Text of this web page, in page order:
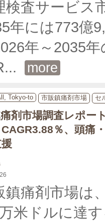
検査サービス
年には773億
年～2035
... more
Tokyo-to 市販鎮痛剤市場 セ
剤市場調査レポー
％、頭痛
鎮痛剤市場は
米ドルに達